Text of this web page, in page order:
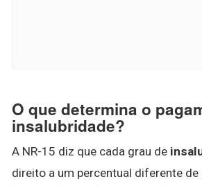
O que determina o
insalubridade?
A NR-15 diz que cada grau de
direito a um percentual diferente de